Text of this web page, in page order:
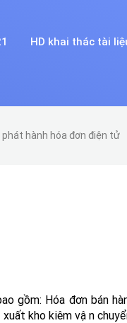
HD khai thác tài
phát hành hóa đơn điện tử
gồm: Hóa đơn bán
xuất kho kiêm vận